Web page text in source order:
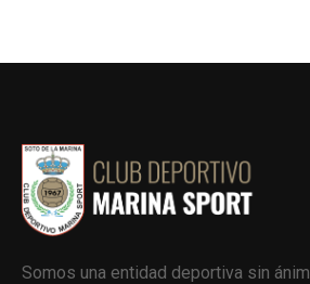
Somos una entidad deportiva sin